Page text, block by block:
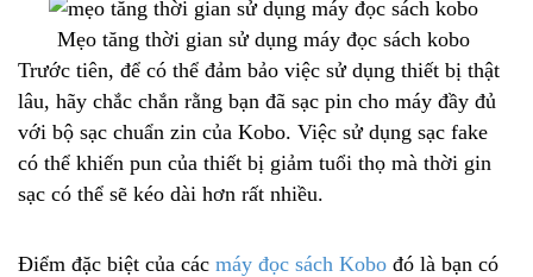
Mẹo tăng thời gian sử dụng máy đọc sách kobo
Trước tiên, để có thể đảm bảo việc sử dụng thiết bị thật
lâu, hãy chắc chắn rằng bạn đã sạc pin cho máy đầy đủ
với bộ sạc chuẩn zin của Kobo. Việc sử dụng sạc fake
có thể khiến pun của thiết bị giảm tuổi thọ mà thời gin
sạc có thể sẽ kéo dài hơn rất nhiều.
Điểm đặc biệt của các máy đọc sách Kobo đó là bạn có